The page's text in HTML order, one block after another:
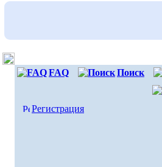
FAQ Поиск
Регистрация